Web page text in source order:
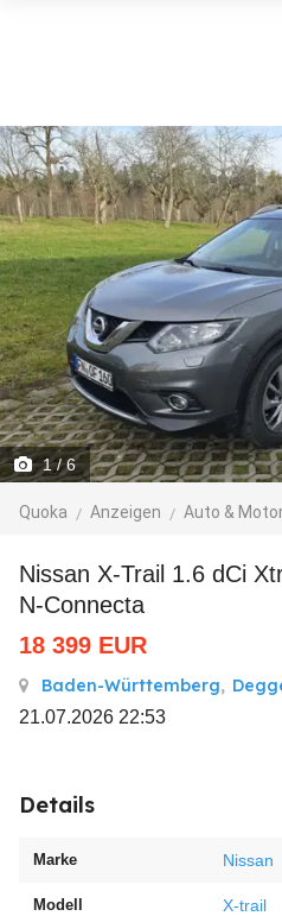
1/ 6
Quoka Anzeigen Auto &
Nissan X-Trail 1.6 dCi Xtronic 360, Panorama,
N-Connecta
18 399 EUR
Baden-Württemberg,
21.07.2026 22:53
Details
Marke Nissan
Modell X-trail